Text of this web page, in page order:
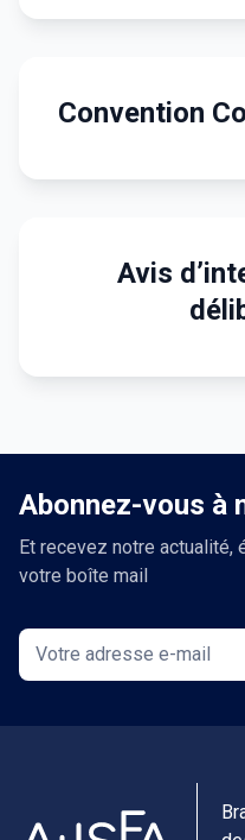
Convention
Avis
Abonnez-vous à
Et recevez notre actualité,
votre boîte mail